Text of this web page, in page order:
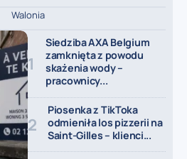
Walonia
Siedziba AXA Belgium
zamknięta z powodu
skażenia wody –
pracownicy...
Piosenka z TikToka
odmieniła los pizzerii na
Saint-Gilles – klienci...